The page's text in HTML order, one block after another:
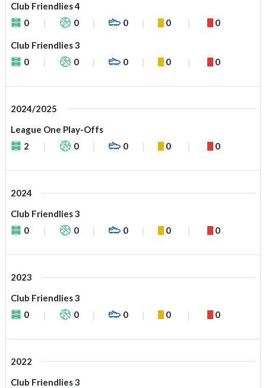
Club Friendlies 4
0
0 0 0 0
Club Friendlies 3
0
0 0 0 0
2024/2025
League One Play-Offs
2
0 0 0 0
2024
Club Friendlies 3
0
0 0 0 0
2023
Club Friendlies 3
0
0 0 0 0
2022
Club Friendlies 3